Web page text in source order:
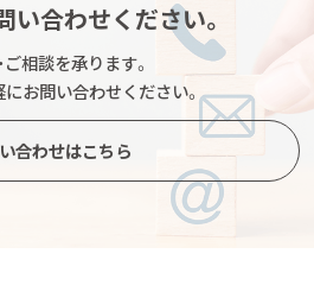
い合わせください。
ご相談を承ります。
にお問い合わせください。
合わせはこちら